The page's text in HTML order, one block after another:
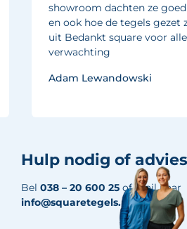
showroom dachten ze
en ook hoe de tegels gezet
uit Bedankt square voor
verwachting
Adam Lewandowski
Hulp nodig of
Bel 038 – 20 600 25 of mail naar
info@squaretegels.nl